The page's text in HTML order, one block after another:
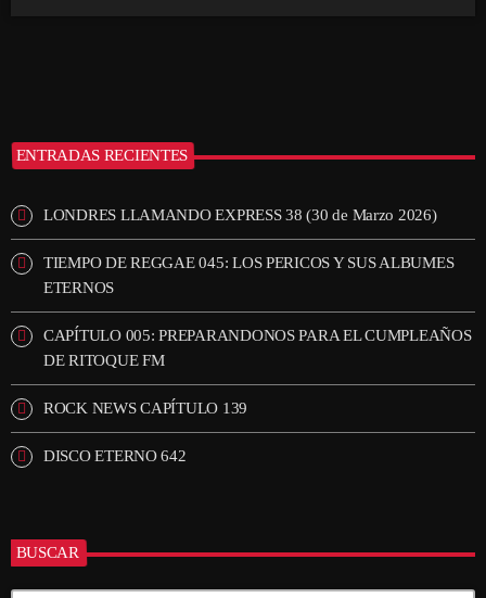
ENTRADAS RECIENTES
LONDRES LLAMANDO EXPRESS 38 (30 de Marzo 2026)
TIEMPO DE REGGAE 045: LOS PERICOS Y SUS ALBUMES
ETERNOS
CAPÍTULO 005: PREPARANDONOS PARA EL CUMPLEAÑOS
DE RITOQUE FM
ROCK NEWS CAPÍTULO 139
DISCO ETERNO 642
BUSCAR